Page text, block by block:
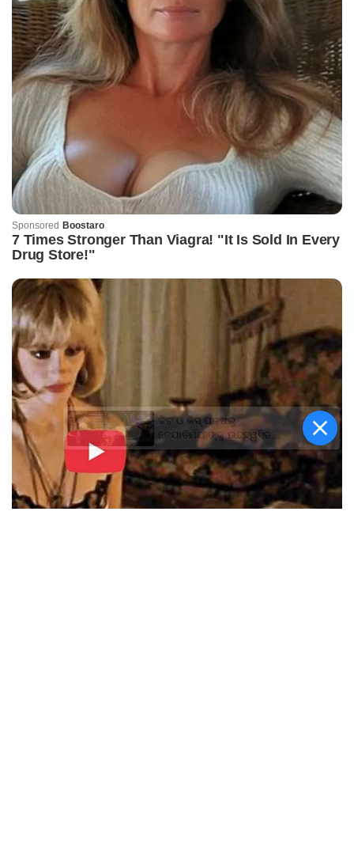
କିଟ୍‍ ଓ କିସ୍‍ ପକ୍ଷରୁ
ଜ୍ୟୋତିର୍ମୟୀଙ୍କୁ ଉଚ୍ଛ୍ୱସିତ
ସମ୍ବର୍ଦ୍ଧନା; ୫ଲକ୍ଷ ଟଙ୍କାର
ପ୍ରୋତ୍ସାହନ ରାଶି ପ୍ରଦାନ